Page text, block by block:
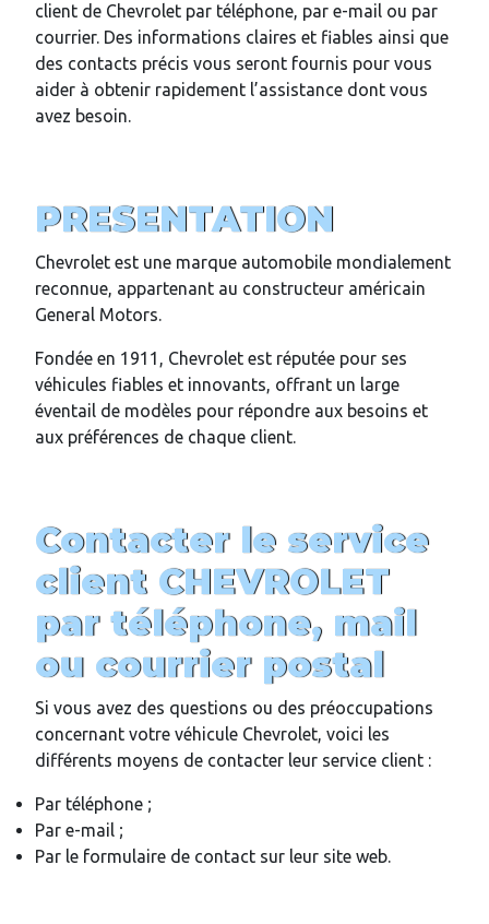
client de Chevrolet par téléphone, par e-mail ou par
courrier. Des informations claires et fiables ainsi que
des contacts précis vous seront fournis pour vous
aider à obtenir rapidement l’assistance dont vous
avez besoin.
PRESENTATION
Chevrolet est une marque automobile mondialement
reconnue, appartenant au constructeur américain
General Motors.
Fondée en 1911, Chevrolet est réputée pour ses
véhicules fiables et innovants, offrant un large
éventail de modèles pour répondre aux besoins et
aux préférences de chaque client.
Contacter le service
client CHEVROLET
par téléphone, mail
ou courrier postal
Si vous avez des questions ou des préoccupations
concernant votre véhicule Chevrolet, voici les
différents moyens de contacter leur service client :
Par téléphone ;
Par e-mail ;
Par le formulaire de contact sur leur site web.